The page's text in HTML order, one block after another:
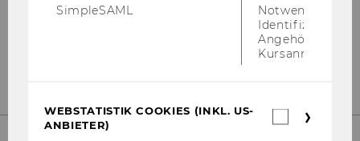
Ge­bäu­de D2, Ein­gang E, 2. OG
SimpleSAML
Notwendig zur
Identifizierung
Angehörige/r für
Kursanmeldung.
WEBSTATISTIK COOKIES (INKL. US-
ANBIETER)